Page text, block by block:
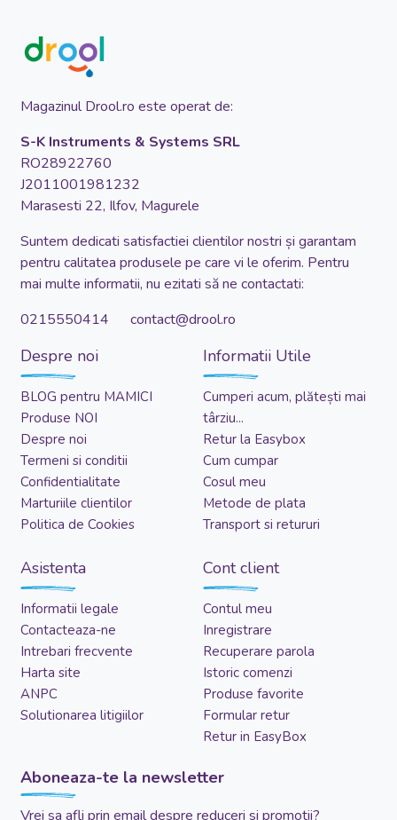
Magazinul Drool.ro este operat de:
S-K Instruments & Systems SRL
RO28922760
J2011001981232
Marasesti 22, Ilfov, Magurele
Suntem dedicati satisfactiei clientilor nostri și garantam
pentru calitatea produsele pe care vi le oferim. Pentru
mai multe informatii, nu ezitati să ne contactati:
0215550414 contact@drool.ro
Despre noi
BLOG pentru MAMICI
Produse NOI
Despre noi
Termeni si conditii
Confidentialitate
Marturiile clientilor
Politica de Cookies
Informatii Utile
Cumperi acum, plătești mai
târziu...
Retur la Easybox
Cum cumpar
Cosul meu
Metode de plata
Transport si retururi
Asistenta
Informatii legale
Contacteaza-ne
Intrebari frecvente
Harta site
ANPC
Solutionarea litigiilor
Cont client
Contul meu
Inregistrare
Recuperare parola
Istoric comenzi
Produse favorite
Formular retur
Retur in EasyBox
Aboneaza-te la newsletter
Vrei sa afli prin email despre reduceri si promotii?